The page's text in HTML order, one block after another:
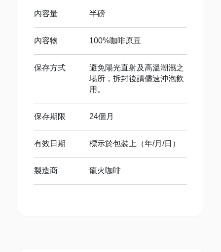
內容量 半磅
內容物 100%咖啡原豆
保存方式
避免陽光直射及高溫潮濕之
場所，拆封後請儘速沖泡飲
用。
保存期限 24個月
有效日期 標示於包裝上（年/月/日）
製造商 龍火咖啡